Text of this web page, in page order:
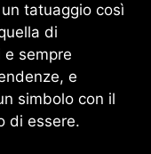
tatuaggio così
di
sempre
e
simbolo con il
di essere.